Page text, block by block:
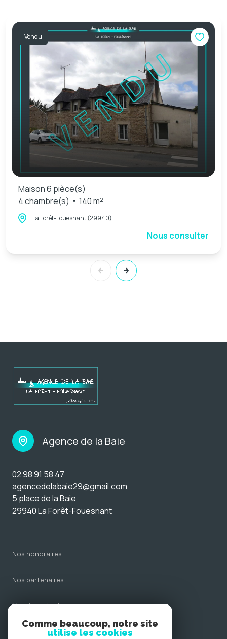
Vendu
Maison 6 pièce(s)
4 chambre(s)
140 m²
La Forêt-Fouesnant (29940)
Nous consulter
Agence de la Baie
02 98 91 58 47
agencedelabaie29@gmail.com
5 place de la Baie
29940 La Forêt-Fouesnant
nos honoraires
nos partenaires
mentions légales
Comme beaucoup, notre site
utilise les cookies